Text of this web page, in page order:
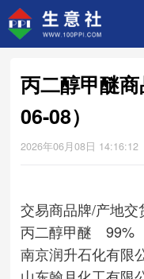
丙二醇甲醚
06-08）
2026年06月08日 14:16:12
交易商品牌/产地交
丙二醇甲醚 99%
南京润升石化有限